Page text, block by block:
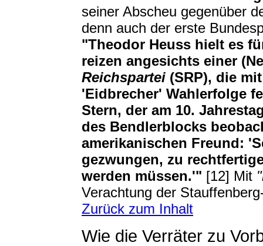
seiner Abscheu gegenüber
denn auch der erste
"Theodor Heuss hielt es
reizen angesichts einer
Reichspartei (SRP), die
'Eidbrecher' Wahlerfolge
Stern, der am 10.
des Bendlerblocks
amerikanischen Freund:
gezwungen, zu
werden müssen.'" [12] Mit
Verachtung der
Zurück zum Inhalt
Wie die Verräter zu